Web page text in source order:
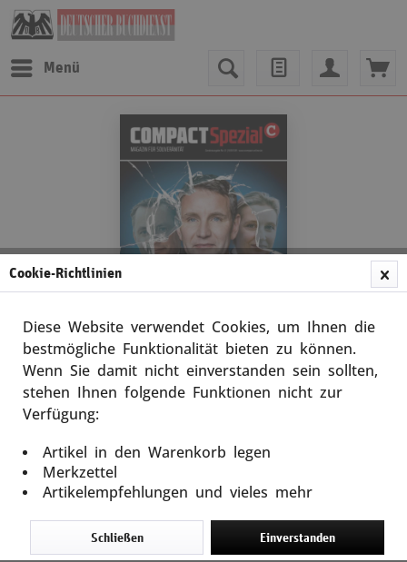
Menü
Compact Spezial 41
AfD
Artikel-Nr.: 14433
9,90 €
inkl. MwSt.zzgl. Versandkosten
Lieferzeit ca. 5 Tage
Cookie-Richtlinien
Diese Website verwendet Cookies, um Ihnen die
bestmögliche Funktionalität bieten zu können.
Wenn Sie damit nicht einverstanden sein sollten,
stehen Ihnen folgende Funktionen nicht zur
Verfügung:
Artikel in den Warenkorb legen
Merkzettel
Artikelempfehlungen und vieles mehr
Einverstanden
Schließen